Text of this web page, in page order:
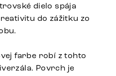
dielo spája
do zážitku zo
farbe robí z tohto
Povrch je